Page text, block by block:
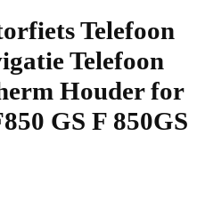
Telefoon
Telefoon
Houder for
GS F 850GS